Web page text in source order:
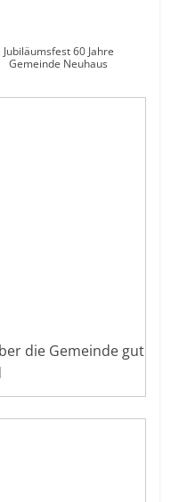
Jubiläumsfest 60 Jahre
Gemeinde Neuhaus
die Gemeinde gut